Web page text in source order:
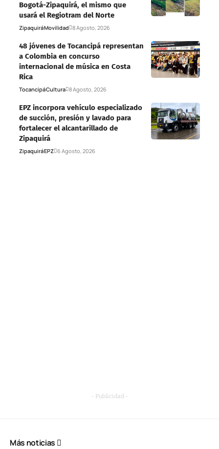
Bogotá-Zipaquirá, el mismo que
usará el Regiotram del Norte
ZipaquiráMovilidad 8 Agosto, 2026
48 jóvenes de Tocancipá representan
a Colombia en concurso
internacional de música en Costa
Rica
TocancipáCultura 8 Agosto, 2026
EPZ incorpora vehículo especializado
de succión, presión y lavado para
fortalecer el alcantarillado de
Zipaquirá
ZipaquiráEPZ 6 Agosto, 2026
- Publicidad -
Más noticias